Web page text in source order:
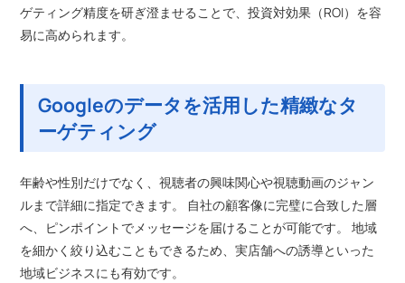
ゲティング精度を研ぎ澄ませることで、投資対効果（ROI）を容
易に高められます。
Googleのデータを活用した精緻なタ
ーゲティング
年齢や性別だけでなく、視聴者の興味関心や視聴動画のジャン
ルまで詳細に指定できます。 自社の顧客像に完璧に合致した層
へ、ピンポイントでメッセージを届けることが可能です。 地域
を細かく絞り込むこともできるため、実店舗への誘導といった
地域ビジネスにも有効です。